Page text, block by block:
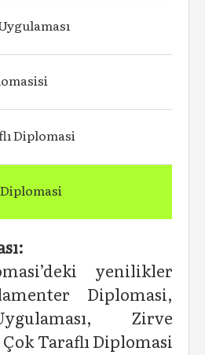
Diplomasi
yenilikler
Diplomasi,
Zirve
Taraflı Diplomasi